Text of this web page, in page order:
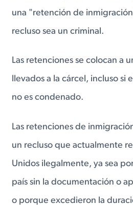
una "retención de
recluso sea un criminal.
Las retenciones se colocan a
llevados a la cárcel, incluso si
no es condenado.
Las retenciones de
un recluso que actualmente
Unidos ilegalmente, ya sea
país sin la documentación o
o porque excedieron la